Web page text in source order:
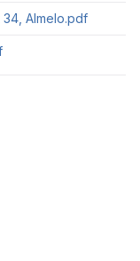
Almelo.pdf